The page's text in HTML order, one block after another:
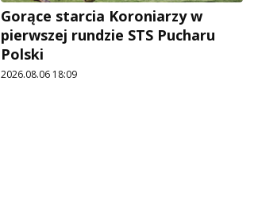
Gorące starcia Koroniarzy w
pierwszej rundzie STS Pucharu
Polski
2026.08.06 18:09